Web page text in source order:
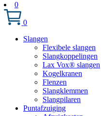
0
0
Slangen
Flexibele slangen
Slangkoppelingen
Lax Vox® slangen
Kogelkranen
Flenzen
Slangklemmen
Slangpilaren
Puntafzuiging